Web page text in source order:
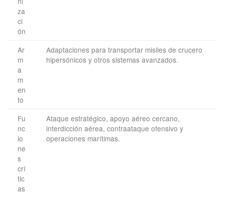
za
ci
ón
Ar
m
a
m
en
to
Adaptaciones para transportar misiles de crucero
hipersónicos y otros sistemas avanzados.
Fu
nc
io
ne
s
crí
tic
as
Ataque estratégico, apoyo aéreo cercano,
interdicción aérea, contraataque ofensivo y
operaciones marítimas.